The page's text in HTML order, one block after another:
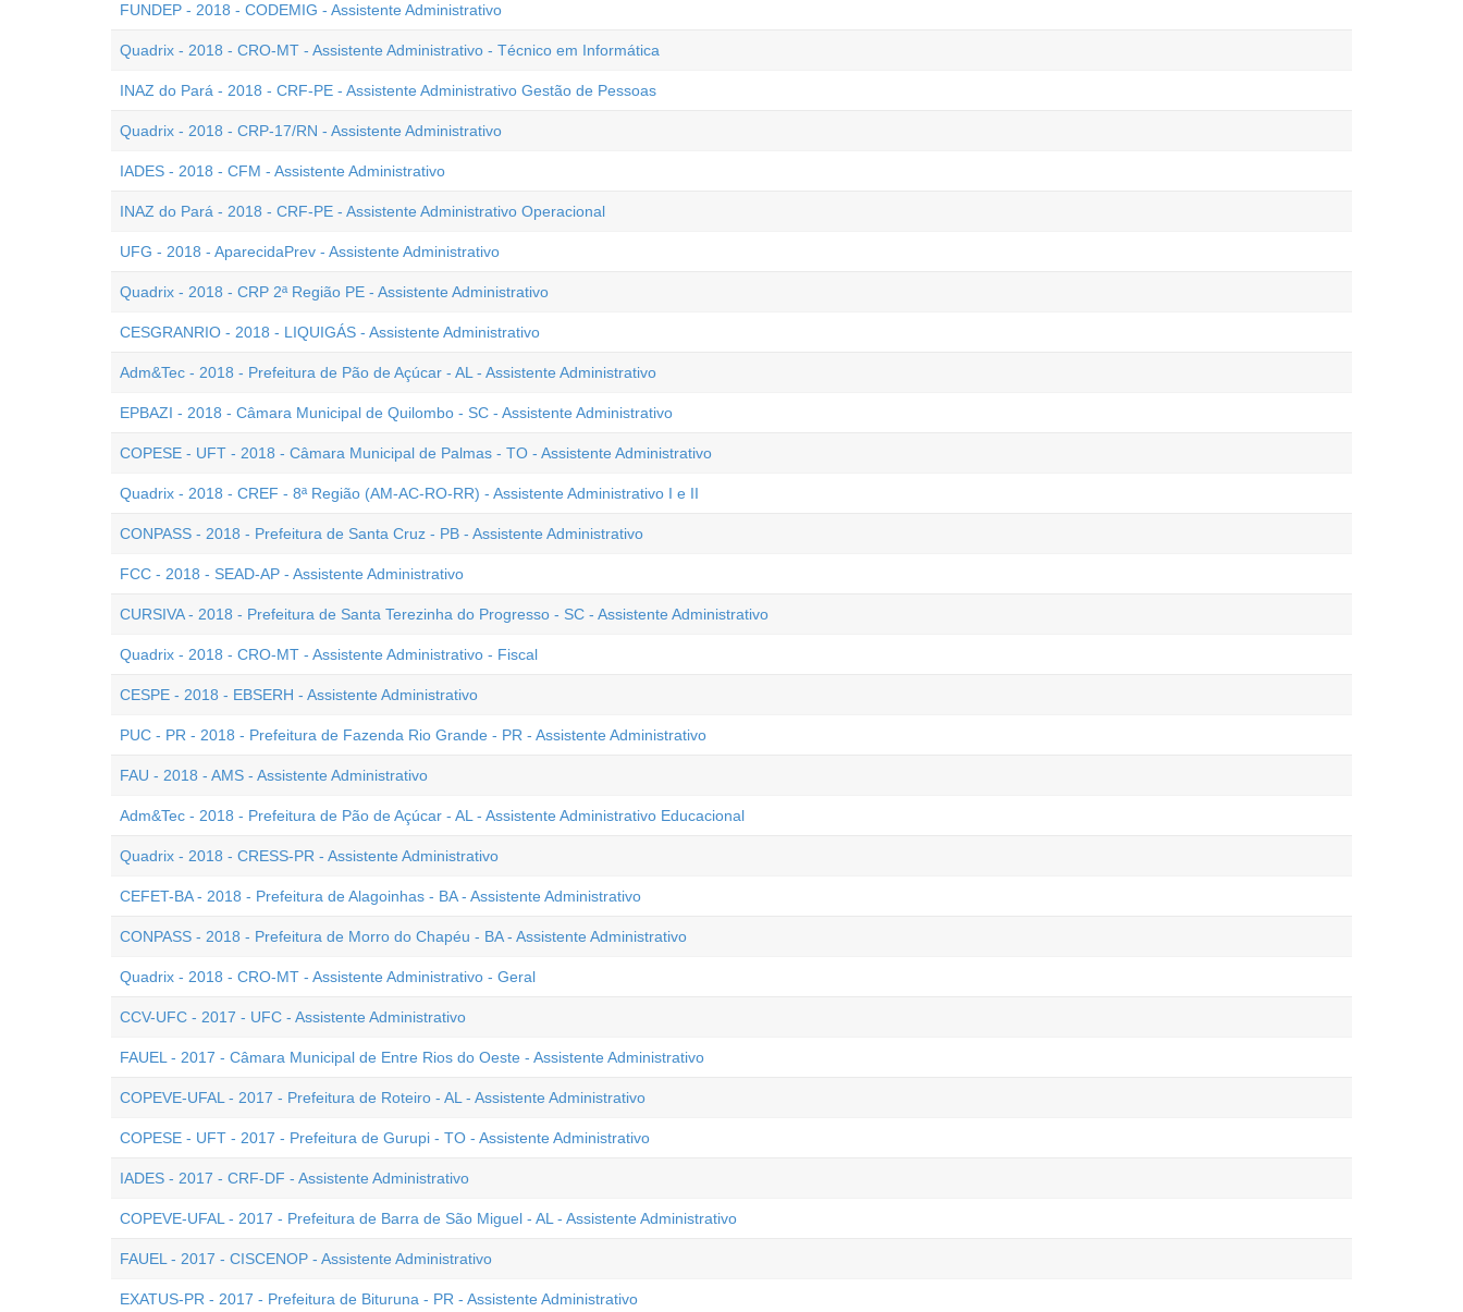
FUNDEP - 2018 - CODEMIG - Assistente Administrativo
Quadrix - 2018 - CRO-MT - Assistente Administrativo - Técnico em Informática
INAZ do Pará - 2018 - CRF-PE - Assistente Administrativo Gestão de Pessoas
Quadrix - 2018 - CRP-17/RN - Assistente Administrativo
IADES - 2018 - CFM - Assistente Administrativo
INAZ do Pará - 2018 - CRF-PE - Assistente Administrativo Operacional
UFG - 2018 - AparecidaPrev - Assistente Administrativo
Quadrix - 2018 - CRP 2ª Região PE - Assistente Administrativo
CESGRANRIO - 2018 - LIQUIGÁS - Assistente Administrativo
Adm&Tec - 2018 - Prefeitura de Pão de Açúcar - AL - Assistente Administrativo
EPBAZI - 2018 - Câmara Municipal de Quilombo - SC - Assistente Administrativo
COPESE - UFT - 2018 - Câmara Municipal de Palmas - TO - Assistente Administrativo
Quadrix - 2018 - CREF - 8ª Região (AM-AC-RO-RR) - Assistente Administrativo I e II
CONPASS - 2018 - Prefeitura de Santa Cruz - PB - Assistente Administrativo
FCC - 2018 - SEAD-AP - Assistente Administrativo
CURSIVA - 2018 - Prefeitura de Santa Terezinha do Progresso - SC - Assistente Administrativo
Quadrix - 2018 - CRO-MT - Assistente Administrativo - Fiscal
CESPE - 2018 - EBSERH - Assistente Administrativo
PUC - PR - 2018 - Prefeitura de Fazenda Rio Grande - PR - Assistente Administrativo
FAU - 2018 - AMS - Assistente Administrativo
Adm&Tec - 2018 - Prefeitura de Pão de Açúcar - AL - Assistente Administrativo Educacional
Quadrix - 2018 - CRESS-PR - Assistente Administrativo
CEFET-BA - 2018 - Prefeitura de Alagoinhas - BA - Assistente Administrativo
CONPASS - 2018 - Prefeitura de Morro do Chapéu - BA - Assistente Administrativo
Quadrix - 2018 - CRO-MT - Assistente Administrativo - Geral
CCV-UFC - 2017 - UFC - Assistente Administrativo
FAUEL - 2017 - Câmara Municipal de Entre Rios do Oeste - Assistente Administrativo
COPEVE-UFAL - 2017 - Prefeitura de Roteiro - AL - Assistente Administrativo
COPESE - UFT - 2017 - Prefeitura de Gurupi - TO - Assistente Administrativo
IADES - 2017 - CRF-DF - Assistente Administrativo
COPEVE-UFAL - 2017 - Prefeitura de Barra de São Miguel - AL - Assistente Administrativo
FAUEL - 2017 - CISCENOP - Assistente Administrativo
EXATUS-PR - 2017 - Prefeitura de Bituruna - PR - Assistente Administrativo